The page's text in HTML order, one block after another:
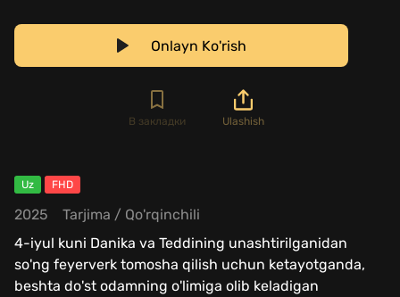
Onlayn Ko'rish
В закладки Ulashish
Uz FHD
2025 Tarjima / Qo'rqinchili
4-iyul kuni Danika va Teddining unashtirilganidan
so'ng feyerverk tomosha qilish uchun ketayotganda,
beshta do'st odamning o'limiga olib keladigan